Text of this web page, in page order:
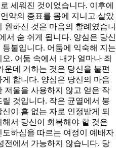
세워진 것이었습니다. 이후에
약의 증표를 몸에 지니고 살았
하신 것은 마음의 할례였습니
서 숨 쉬게 됩니다. 양심은 당신
불입니다. 어둠에 익숙해 지는
. 어둠 속에서 내가 얼마나 죄
운데 거하는 것은 당신을 불편
합니다. 양심은 당신의 마음
저울을 사용하지 않고 얻은 작
것입니다. 작은 균열에서 붕
이 흠 없는 자로 인정받게 되
서 당신이 회복해야 할 것은
하심을 따르는 여정이 예배자
전에서 가능하지 않습니다. 당